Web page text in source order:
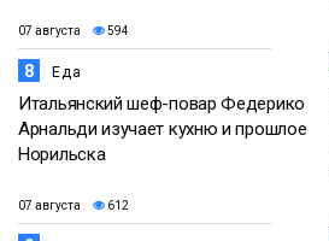
07 августа 594
8 Еда
Итальянский шеф-повар Федерико
Арнальди изучает кухню и прошлое
Норильска
07 августа 612